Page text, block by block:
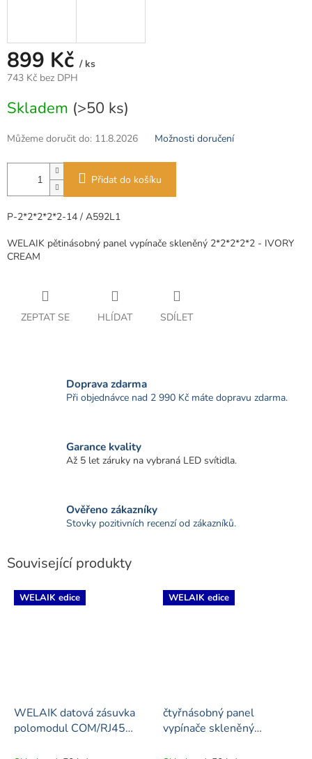
899 Kč / ks
743 Kč bez DPH
cena:
Skladem (>50 ks)
Můžeme doručit do: 11.8.2026 Možnosti doručení
Přidat do košíku
P-2*2*2*2*2-14 / A592L1
WELAIK pětinásobný panel vypínače skleněný 2*2*2*2*2 - IVORY
CREAM
ZEPTAT SE HLÍDAT SDÍLET
Doprava zdarma
Při objednávce nad 2 990 Kč máte dopravu zdarma.
Garance kvality
Až 5 let záruky na vybraná LED svítidla.
Ověřeno zákazníky
Stovky pozitivních recenzí od zákazníků.
Související produkty
WELAIK edice
WELAIK datová zásuvka
polomodul COM/RJ45
WELAIK edice
čtyřnásobný panel
vypínače skleněný